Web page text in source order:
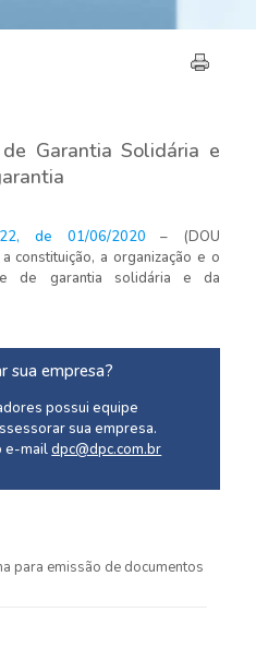
Garantia Solidária e
de 01/06/2020 – (DOU
constituição, a organização e o
de garantia solidária e da
sua empresa?
possui equipe
sua empresa.
e-maildpc@dpc.com.br
para emissão de documentos